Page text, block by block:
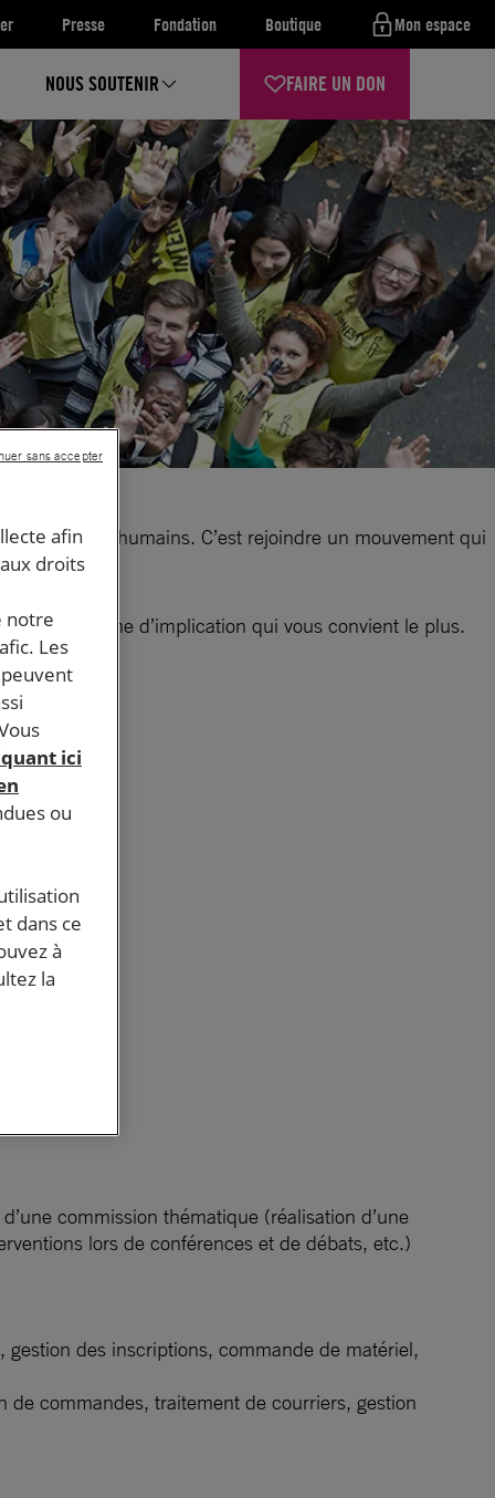
Presse Fondation Boutique Mon espace
NOUS SOUTENIR FAIRE UN DON
des droits humains. C’est rejoindre un mouvement qui
la forme d’implication qui vous convient le plus.
commission thématique (réalisation d’une
lors de conférences et de débats, etc.)
gestion des inscriptions, commande de matériel,
de commandes, traitement de courriers, gestion
afin
droits
notre
Les
ici
ou
dans ce
à
la
sans accepter